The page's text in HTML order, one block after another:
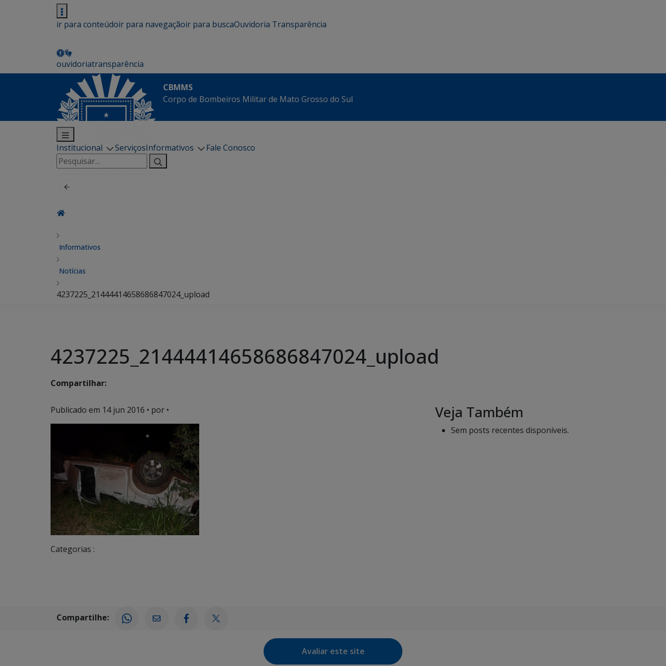
ir para conteúdoir para navegaçãoir para buscaOuvidoria Transparência
ouvidoriatransparência
CBMMS
Corpo de Bombeiros Militar de Mato Grosso do Sul
Institucional ServiçosInformativos
Fale Conosco
Pesquisar
por:
Informativos
Notícias
4237225_21444414658686847024_upload
4237225_21444414658686847024_upload
Compartilhar:
Publicado em 14 jun 2016 • por •
Categorias :
Veja Também
Sem posts recentes disponíveis.
Compartilhe:
Avaliar este site